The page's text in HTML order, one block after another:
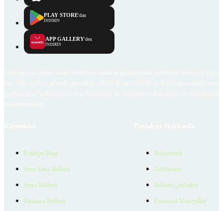
PLAY STORE'dan
İNDİRİN
APP GALLERY'den
İNDİRİN
Emlakjet Blog
Satın Alma Rehberi
Satıcı Rehberi
Kiralama Rehberi
Hakkımızda
Ödüllerimiz
Reklam Çözümleri
Kurumsal Materyaller